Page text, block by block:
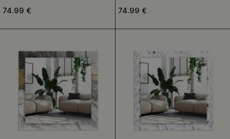
74.99 €
74.99 €